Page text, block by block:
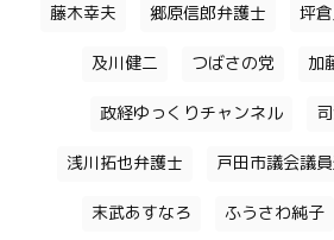
藤木幸夫 郷原信郎弁護士 坪
及川健二 つばさの党 加
政経ゆっくりチャンネル
浅川拓也弁護士 戸田市議会議
末武あすなろ ふうさわ純子